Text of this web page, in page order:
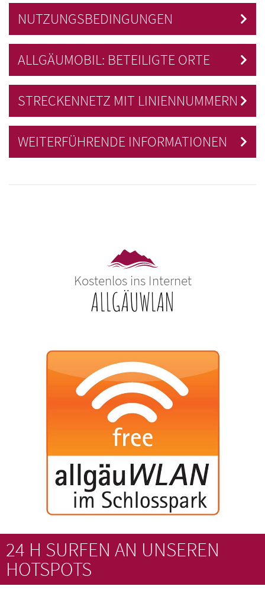
NUTZUNGSBEDINGUNGEN
ALLGÄUMOBIL: BETEILIGTE ORTE
STRECKENNETZ MIT LINIENNUMMERN
WEITERFÜHRENDE INFORMATIONEN
Kostenlos ins Internet
ALLGÄUWLAN
24 H SURFEN AN UNSEREN
HOTSPOTS